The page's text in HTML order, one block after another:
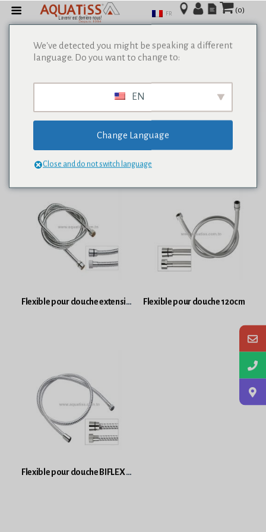
(0)
Flexible pour douche extensible 200cm Flexible pour douche 120cm
Flexible pour douche BIFLEX 2M
FR
We've detected you might be speaking a different
language. Do you want to change to:
EN
Change Language
Close and do not switch language